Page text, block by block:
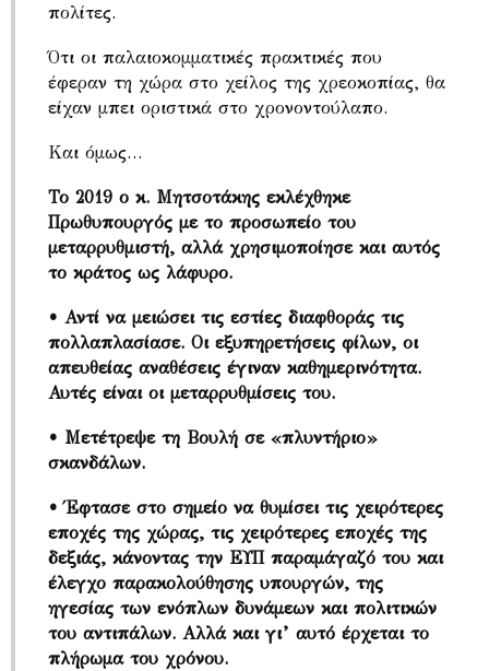
πολίτες.
Ότι οι παλαιοκομματικές πρακτικές που
έφεραν τη χώρα στο χείλος της χρεοκοπίας, θα
είχαν μπει οριστικά στο χρονοντούλαπο.
Και όμως…
Το 2019 ο κ. Μητσοτάκης εκλέχθηκε
Πρωθυπουργός με το προσωπείο του
μεταρρυθμιστή, αλλά χρησιμοποίησε και αυτός
το κράτος ως λάφυρο.
• Αντί να μειώσει τις εστίες διαφθοράς τις
πολλαπλασίασε. Οι εξυπηρετήσεις φίλων, οι
απευθείας αναθέσεις έγιναν καθημερινότητα.
Αυτές είναι οι μεταρρυθμίσεις του.
• Μετέτρεψε τη Βουλή σε «πλυντήριο»
σκανδάλων.
• Έφτασε στο σημείο να θυμίσει τις χειρότερες
εποχές της χώρας, τις χειρότερες εποχές της
δεξιάς, κάνοντας την ΕΥΠ παραμάγαζό του και
έλεγχο παρακολούθησης υπουργών, της
ηγεσίας των ενόπλων δυνάμεων και πολιτικών
του αντιπάλων. Αλλά και γι’ αυτό έρχεται το
πλήρωμα του χρόνου.